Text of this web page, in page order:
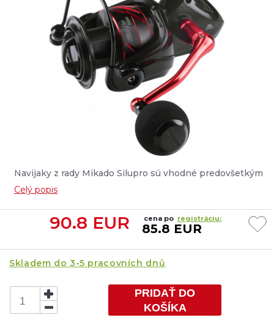
Navijaky z rady Mikado Silupro sú vhodné predovšetkým
na lov dravých rýb na prívlač. K dispozícii v dvoch
variantoch....
Celý popis
90.8 EUR cena po registráciu:
85.8 EUR
Skladem do 3-5 pracovních dnů
PRIDAŤ DO
KOŠÍKA